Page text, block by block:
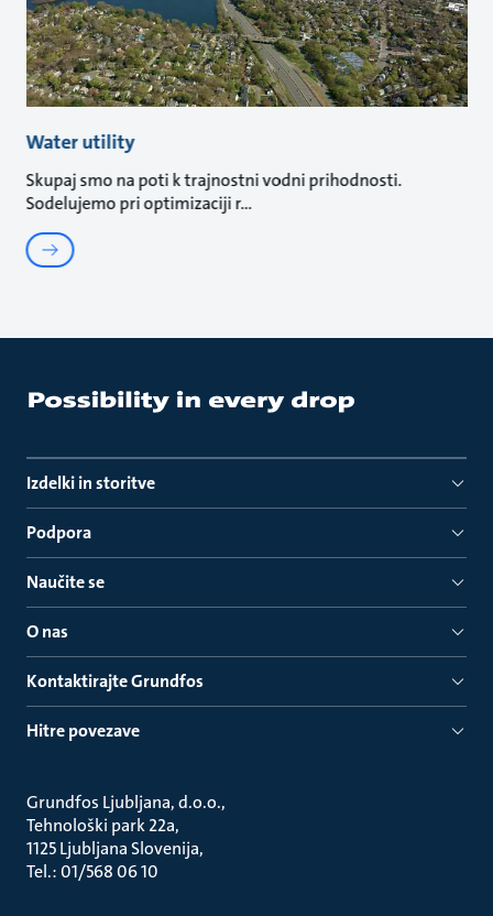
Water utility
Skupaj smo na poti k trajnostni vodni prihodnosti.
Sodelujemo pri optimizaciji r
Izdelki in storitve
Podpora
Naučite se
O nas
Kontaktirajte Grundfos
Hitre povezave
Grundfos Ljubljana, d.o.o.
Tehnološki park 22a
1125 Ljubljana Slovenija
Tel.: 01/568 06 10